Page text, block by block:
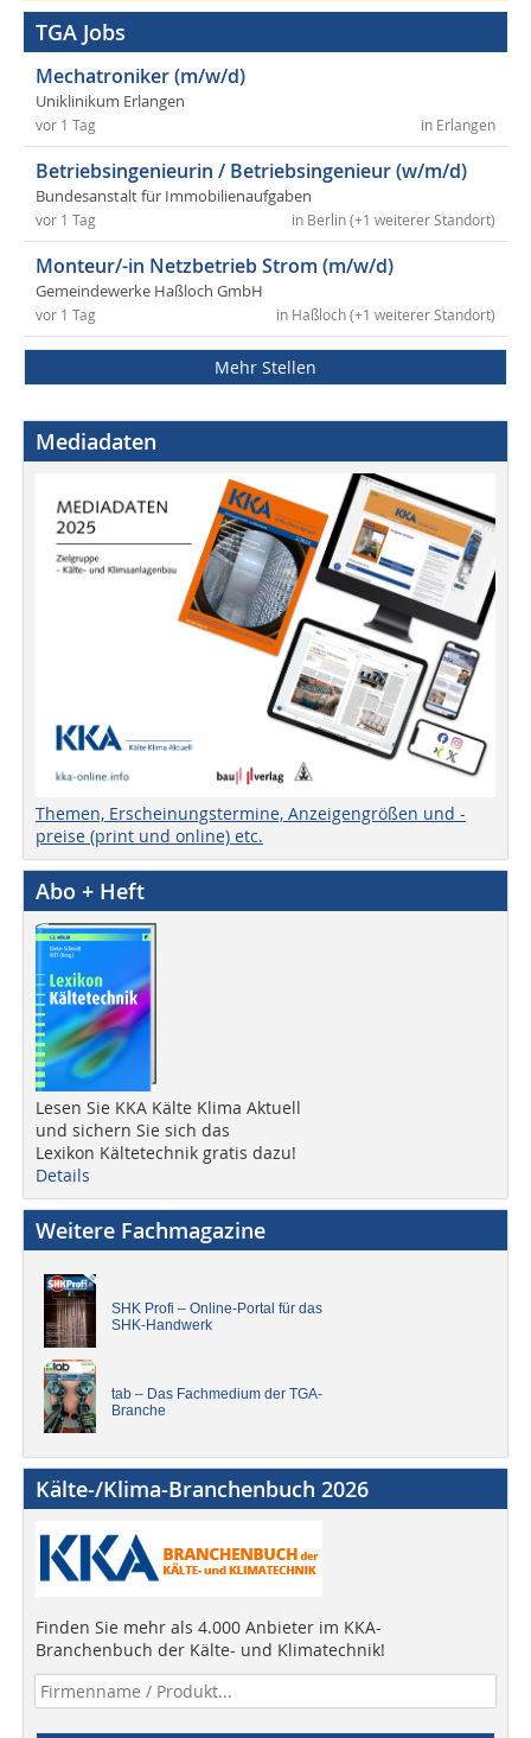
TGA Jobs
Mechatroniker (m/w/d)
Uniklinikum Erlangen
in Erlangen
vor 1 Tag
Betriebsingenieurin / Betriebsingenieur (w/m/d)
Bundesanstalt für Immobilienaufgaben
in Berlin (+1 weiterer Standort)
vor 1 Tag
Monteur/-in Netzbetrieb Strom (m/w/d)
Gemeindewerke Haßloch GmbH
in Haßloch (+1 weiterer Standort)
vor 1 Tag
Mehr Stellen
Mediadaten
Themen, Erscheinungstermine, Anzeigengrößen und -
preise (print und online) etc.
Abo + Heft
Lesen Sie KKA Kälte Klima Aktuell
und sichern Sie sich das
Lexikon Kältetechnik gratis dazu!
Details
Weitere Fachmagazine
SHK Profi – Online-Portal für das
SHK-Handwerk
tab – Das Fachmedium der TGA-
Branche
Kälte-/Klima-Branchenbuch 2026
Finden Sie mehr als 4.000 Anbieter im KKA-
Branchenbuch der Kälte- und Klimatechnik!